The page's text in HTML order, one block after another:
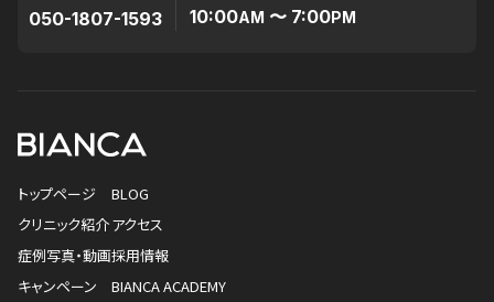
050-1807-1593 10:00AM 〜 7:00PM
トップページ
クリニック紹介
症例写真・動画
キャンペーン
BLOG
アクセス
採用情報
BIANCA ACADEMY